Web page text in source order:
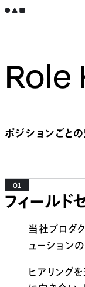
ポジションごと
01
フィールド
当社プロダ
ューション
ヒアリング